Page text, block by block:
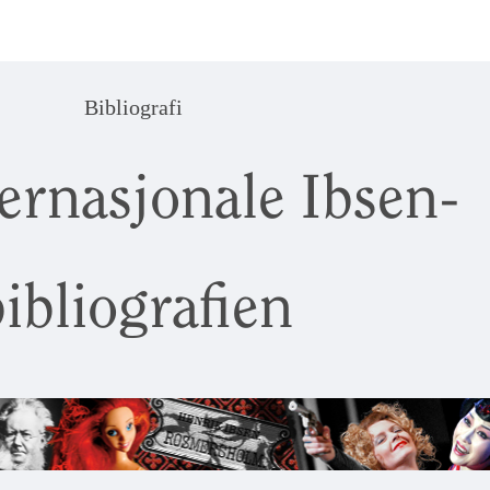
Bibliografi
Ibsen-